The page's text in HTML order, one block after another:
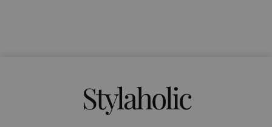
Stylaholic